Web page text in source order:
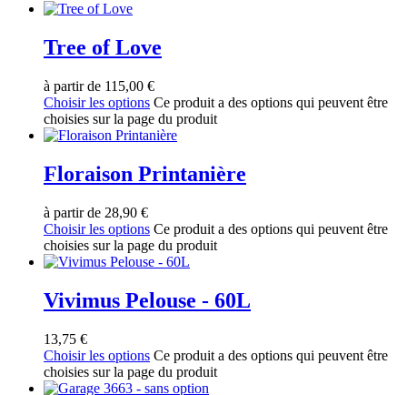
Tree of Love
à partir de 115,00 €
Choisir les options Ce produit a des options qui peuvent être
choisies sur la page du produit
Floraison Printanière
à partir de 28,90 €
Choisir les options Ce produit a des options qui peuvent être
choisies sur la page du produit
Vivimus Pelouse - 60L
13,75 €
Choisir les options Ce produit a des options qui peuvent être
choisies sur la page du produit